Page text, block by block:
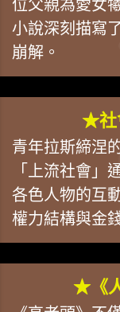
位父親為愛女
小說深刻描寫
崩解。
★社
青年拉斯締涅
「上流社會」
各色人物的互
權力結構與金
★《